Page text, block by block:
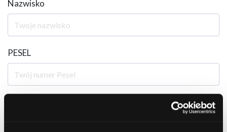
Nazwisko
PESEL